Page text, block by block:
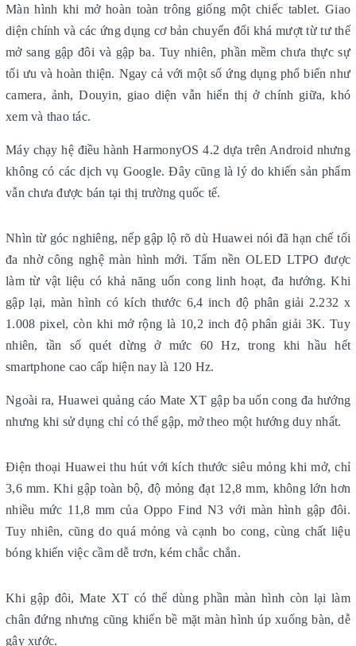
Màn hình khi mở hoàn toàn trông giống một chiếc tablet. Giao
diện chính và các ứng dụng cơ bản chuyển đổi khá mượt từ tư thế
mở sang gập đôi và gập ba. Tuy nhiên, phần mềm chưa thực sự
tối ưu và hoàn thiện. Ngay cả với một số ứng dụng phổ biến như
camera, ảnh, Douyin, giao diện vẫn hiển thị ở chính giữa, khó
xem và thao tác.
Máy chạy hệ điều hành HarmonyOS 4.2 dựa trên Android nhưng
không có các dịch vụ Google. Đây cũng là lý do khiến sản phẩm
vẫn chưa được bán tại thị trường quốc tế.
Nhìn từ góc nghiêng, nếp gập lộ rõ dù Huawei nói đã hạn chế tối
đa nhờ công nghệ màn hình mới. Tấm nền OLED LTPO được
làm từ vật liệu có khả năng uốn cong linh hoạt, đa hướng. Khi
gập lại, màn hình có kích thước 6,4 inch độ phân giải 2.232 x
1.008 pixel, còn khi mở rộng là 10,2 inch độ phân giải 3K. Tuy
nhiên, tần số quét dừng ở mức 60 Hz, trong khi hầu hết
smartphone cao cấp hiện nay là 120 Hz.
Ngoài ra, Huawei quảng cáo Mate XT gập ba uốn cong đa hướng
nhưng khi sử dụng chỉ có thể gập, mở theo một hướng duy nhất.
Điện thoại Huawei thu hút với kích thước siêu mỏng khi mở, chỉ
3,6 mm. Khi gập toàn bộ, độ mỏng đạt 12,8 mm, không lớn hơn
nhiều mức 11,8 mm của Oppo Find N3 với màn hình gập đôi.
Tuy nhiên, cũng do quá mỏng và cạnh bo cong, cùng chất liệu
bóng khiến việc cầm dễ trơn, kém chắc chắn.
Khi gập đôi, Mate XT có thể dùng phần màn hình còn lại làm
chân đứng nhưng cũng khiến bề mặt màn hình úp xuống bàn, dễ
gây xước.